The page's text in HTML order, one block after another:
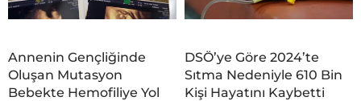
Annenin Gençliğinde
Oluşan Mutasyon
Bebekte Hemofiliye Yol
DSÖ’ye Göre 2024’te
Sıtma Nedeniyle 610 Bin
Kişi Hayatını Kaybetti